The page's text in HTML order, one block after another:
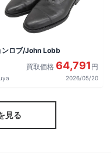
ンロブ/John Lobb
買取価格 64,791 円
2026/05/20
見る